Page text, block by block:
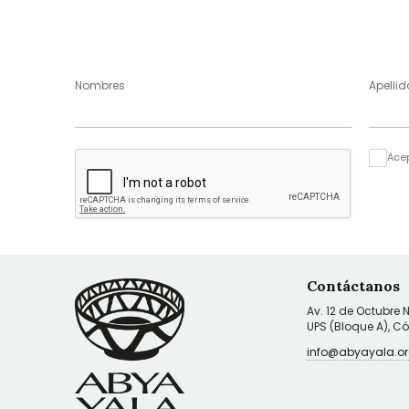
Nombres
Contáctanos
Av. 12 de Octubre
UPS (Bloque A),